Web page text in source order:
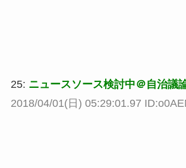
25: ニュースソース検討中＠自治議
2018/04/01(日) 05:29:01.97